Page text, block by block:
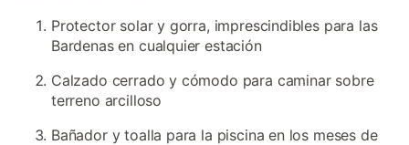
Protector solar y gorra, imprescindibles para las
Bardenas en cualquier estación
Calzado cerrado y cómodo para caminar sobre
terreno arcilloso
Bañador y toalla para la piscina en los meses de